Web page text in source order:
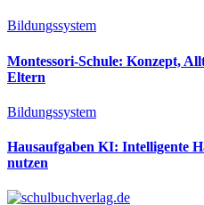
Bildungssystem
Montessori-Schule: Konzept,
Eltern
Bildungssystem
Hausaufgaben KI: Intelligente
nutzen